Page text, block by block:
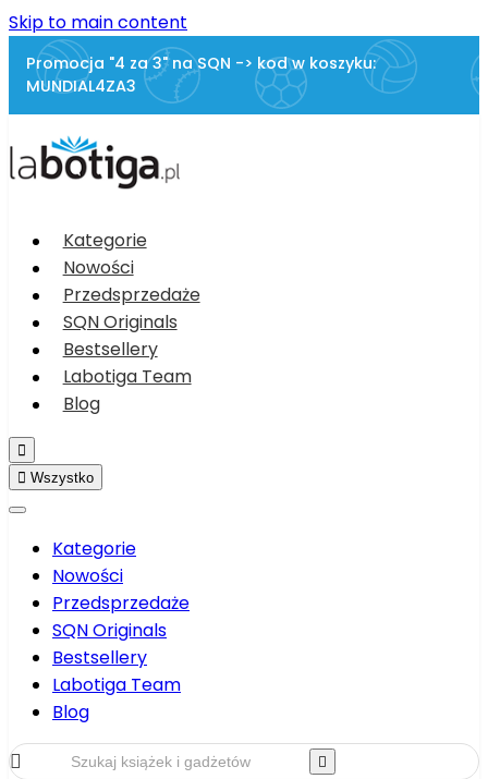
Skip to main content
Promocja "4 za 3" na SQN -> kod w koszyku:
MUNDIAL4ZA3
Kategorie
Nowości
Przedsprzedaże
SQN Originals
Bestsellery
Labotiga Team
Blog

 Wszystko
Kategorie
Nowości
Przedsprzedaże
SQN Originals
Bestsellery
Labotiga Team
Blog
 